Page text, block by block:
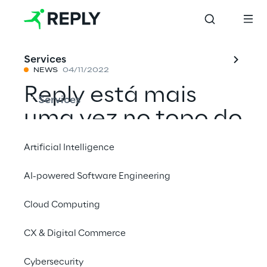
Services
Services
Artificial Intelligence
AI-powered Software Engineering
Cloud Computing
CX & Digital Commerce
Cybersecurity
NEWS 04/11/2022
Reply está mais
uma vez no topo do
estudo "Digital
Experience
Lünendonk
Compartilhar com um amigo